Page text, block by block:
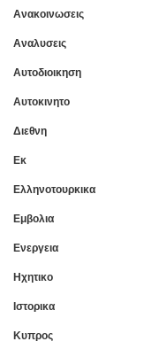
Ανακοινωσεις
Αναλυσεις
Αυτοδιοικηση
Αυτοκινητο
Διεθνη
Εκ
Ελληνοτουρκικα
Εμβολια
Ενεργεια
Ηχητικο
Ιστορικα
Κυπρος